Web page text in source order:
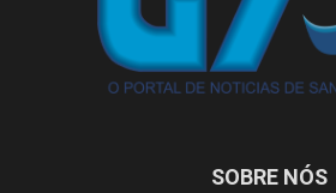
SOBRE NÓS